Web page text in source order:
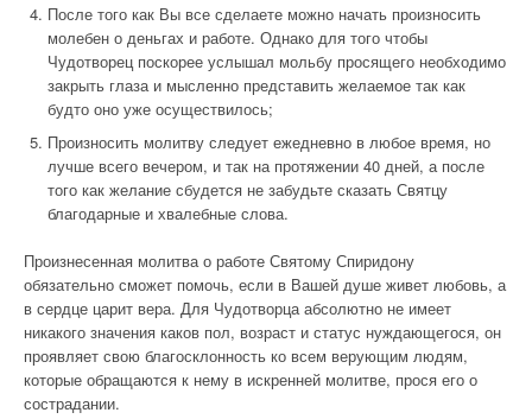
После того как Вы все сделаете можно начать произносить
молебен о деньгах и работе. Однако для того чтобы
Чудотворец поскорее услышал мольбу просящего необходимо
закрыть глаза и мысленно представить желаемое так как
будто оно уже осуществилось;
Произносить молитву следует ежедневно в любое время, но
лучше всего вечером, и так на протяжении 40 дней, а после
того как желание сбудется не забудьте сказать Святцу
благодарные и хвалебные слова.
Произнесенная молитва о работе Святому Спиридону
обязательно сможет помочь, если в Вашей душе живет любовь, а
в сердце царит вера. Для Чудотворца абсолютно не имеет
никакого значения каков пол, возраст и статус нуждающегося, он
проявляет свою благосклонность ко всем верующим людям,
которые обращаются к нему в искренней молитве, прося его о
сострадании.